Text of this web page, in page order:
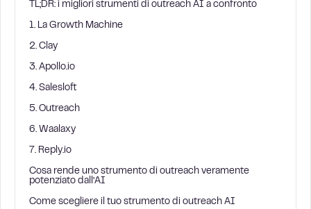
TL;DR: i migliori strumenti di outreach AI a confronto
1. La Growth Machine
2. Clay
3. Apollo.io
4. Salesloft
5. Outreach
6. Waalaxy
7. Reply.io
Cosa rende uno strumento di outreach veramente
potenziato dall’AI
Come scegliere il tuo strumento di outreach AI